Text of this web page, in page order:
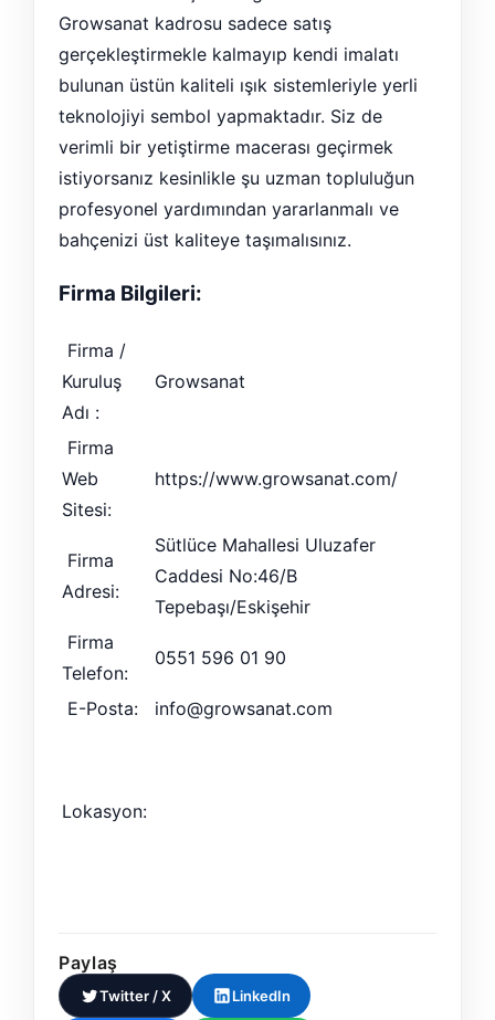
Growsanat kadrosu sadece satış
gerçekleştirmekle kalmayıp kendi imalatı
bulunan üstün kaliteli ışık sistemleriyle yerli
teknolojiyi sembol yapmaktadır. Siz de
verimli bir yetiştirme macerası geçirmek
istiyorsanız kesinlikle şu uzman topluluğun
profesyonel yardımından yararlanmalı ve
bahçenizi üst kaliteye taşımalısınız.
Firma Bilgileri:
Firma /
Kuruluş
Adı :
Growsanat
Firma
Web
Sitesi:
https://www.growsanat.com/
Firma
Adresi:
Sütlüce Mahallesi Uluzafer
Caddesi No:46/B
Tepebaşı/Eskişehir
Firma
Telefon:
0551 596 01 90
E-Posta: info@growsanat.com
Lokasyon:
Paylaş
Twitter / X LinkedIn